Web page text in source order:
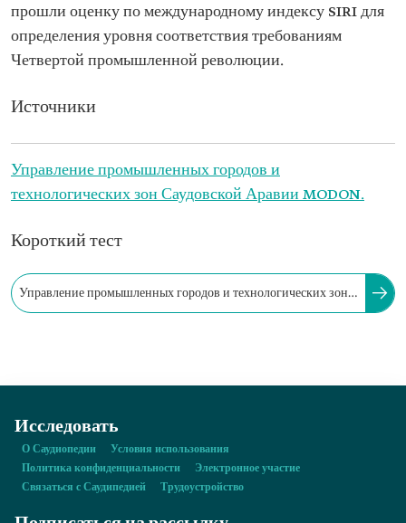
прошли оценку по международному индексу SIRI для
определения уровня соответствия требованиям
Четвертой промышленной революции.
Источники
Управление промышленных городов и
технологических зон Саудовской Аравии MODON.
Короткий тест
Управление промышленных городов и технологических зон
Исследовать
О Саудиопедии
Условия использования
Политика конфиденциальности
Электронное участие
Связаться с Саудипедией
Трудоустройство